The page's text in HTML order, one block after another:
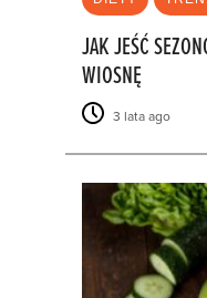
JAK JEŚĆ
WIOSNĘ
3 lata ago